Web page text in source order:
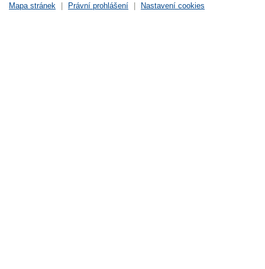
Mapa stránek Právní prohlášení Nastavení cookies